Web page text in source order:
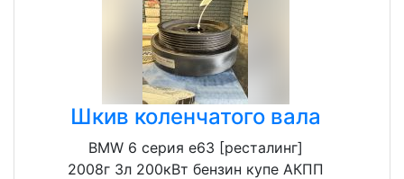
Шкив коленчатого вала
BMW 6 серия e63 [ресталинг]
2008г 3л 200кВт бензин купе АКПП